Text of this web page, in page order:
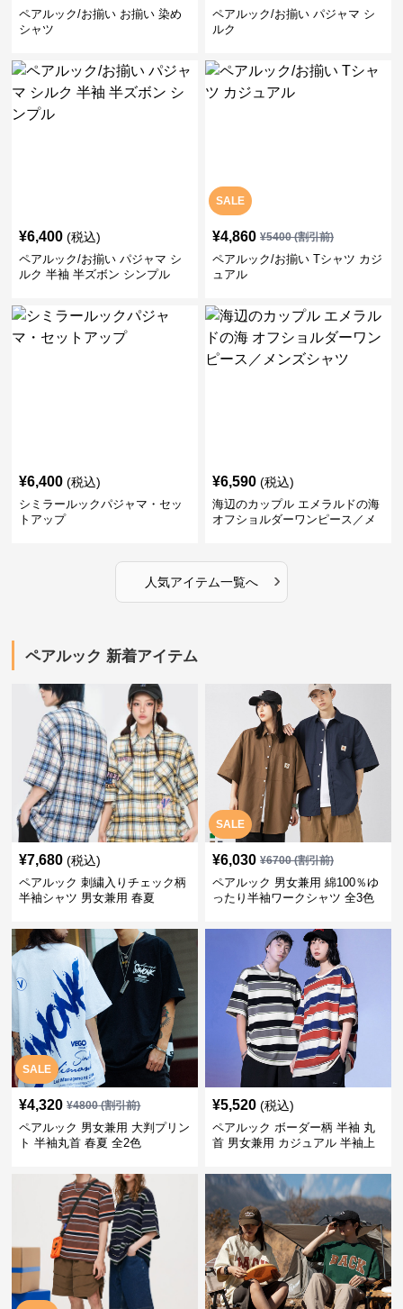
ペアルック/お揃い お揃い 染め
シャツ
ペアルック/お揃い パジャマ シ
ルク
¥6,400 (税込)
ペアルック/お揃い パジャマ シ
ルク 半袖 半ズボン シンプル
SALE
¥4,860 ¥5400(割引前)
ペアルック/お揃い Tシャツ カジ
ュアル
¥6,400 (税込)
シミラールックパジャマ・セッ
トアップ
¥6,590 (税込)
海辺のカップル エメラルドの海
オフショルダーワンピース／メ
人気アイテム一覧へ ›
ペアルック 新着アイテム
¥7,680 (税込)
ペアルック 刺繍入りチェック柄
半袖シャツ 男女兼用 春夏
SALE
¥6,030 ¥6700(割引前)
ペアルック 男女兼用 綿100％ゆ
ったり半袖ワークシャツ 全3色
SALE
¥4,320 ¥4800(割引前)
ペアルック 男女兼用 大判プリン
ト 半袖丸首 春夏 全2色
¥5,520 (税込)
ペアルック ボーダー柄 半袖 丸
首 男女兼用 カジュアル 半袖上